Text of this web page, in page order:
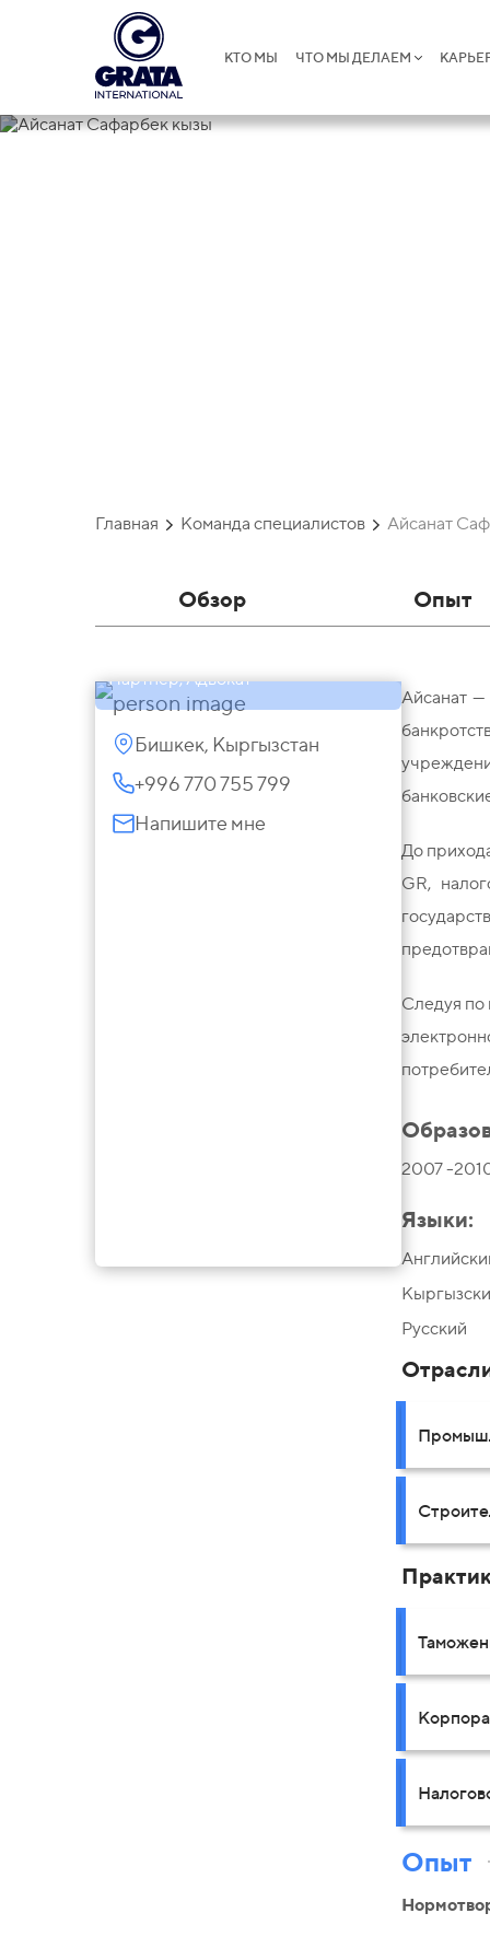
КТО МЫ ЧТО МЫ ДЕЛАЕМ
Главная Команда специалистов Айсанат
Обзор Опыт
Партнер, Адвокат
Бишкек, Кыргызстан
+996 770 755 799
Напишите мне
Айсанат —
До
GR,
Следуя по
2007 -
Языки:
Русский
Опыт